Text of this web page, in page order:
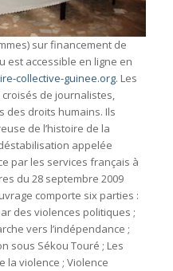
sur financement de
est accessible en ligne en
collective-guinee.org. Les
de journalistes,
des droits humains. Ils
de l’histoire de la
appelée
par les services français à
du 28 septembre 2009
comporte six parties :
des violences politiques ;
vers l’indépendance ;
sous Sékou Touré ; Les
la violence ; Violence